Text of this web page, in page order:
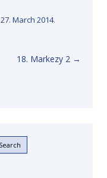
27. March 2014.
18. Markezy 2 →